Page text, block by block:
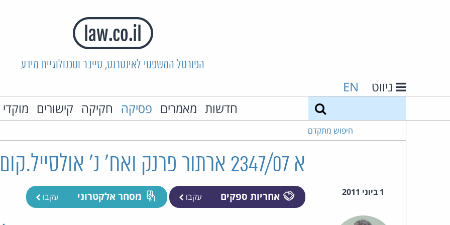
הפורטל המשפטי לאינטרנט, סייבר וטכנולוגיית מידע
ניווט EN
חדשות מאמרים פסיקה חקיקה קישורים
חיפוש מתקדם
א 2347/07 ארתור פרנק ואח' נ' אולסייל.קום בע"מ ואח'
1 ביוני 2011 אחריות ספקים עקבו מסחר אלקטרוני עקבו